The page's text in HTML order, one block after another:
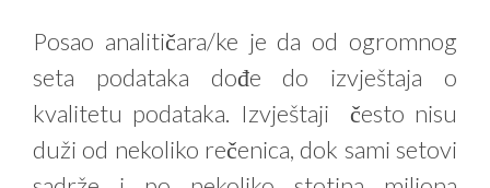
Posao analitičara/ke je da od ogromnog
seta podataka dođe do izvještaja o
kvalitetu podataka. Izvještaji često nisu
duži od nekoliko rečenica, dok sami setovi